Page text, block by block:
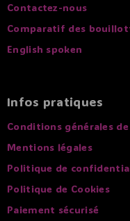
Contactez-nous
Comparatif des
English spoken
Infos pratiques
Conditions générales
Mentions légales
Politique de
Politique de Cookies
Paiement sécurisé